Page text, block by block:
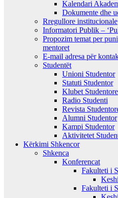
Kalendari
Dokumente dhe
Rregullore institucionale
Informatori Publik –
Propozim temat per
mentoret
E-mail adresa për
Studentët
Unioni Studentor
Statuti Studentor
Klubet Studentore
Radio Studenti
Revista
Alumni Studentor
Kampi Studentor
Aktivitetet
Kërkimi Shkencor
Shkenca
Konferencat
Fakulteti i
Fakulteti i